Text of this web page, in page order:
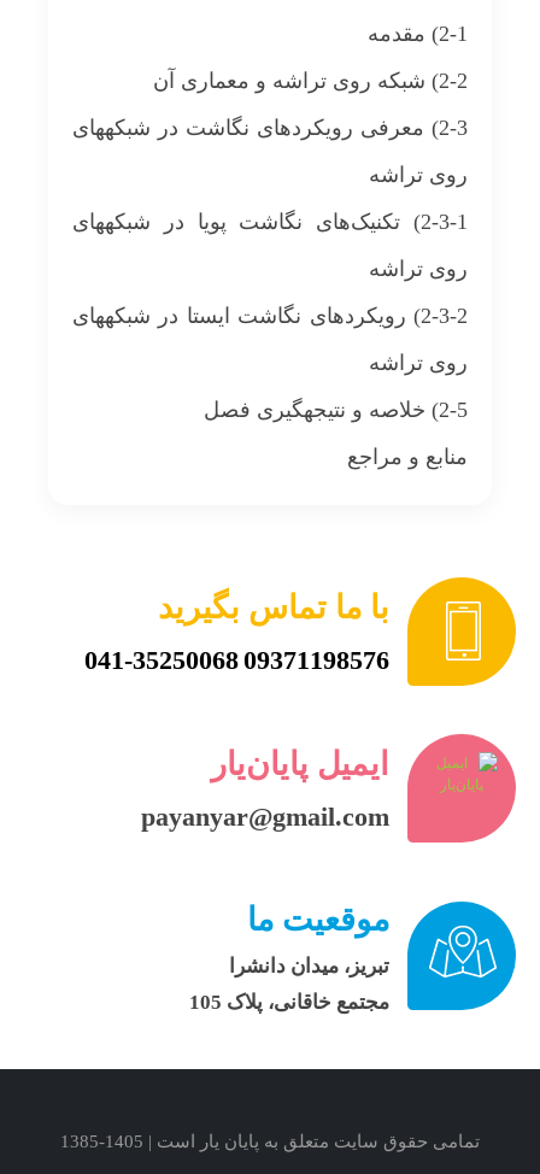
2-1) مقدمه
2-2) شبکه روی تراشه و معماری آن
2-3) معرفی رویکردهای نگاشت در شبکه‎های
روی تراشه
2-3-1) تکنیک‌های نگاشت پویا در شبکه‏های
روی تراشه
2-3-2) رویکردهای نگاشت ایستا در شبکه‎های
روی تراشه
2-5) خلاصه و نتیجه‎گیری فصل
منابع و مراجع
با ما تماس بگیرید
09371198576
041-35250068
ایمیل پایان‌یار
payanyar@gmail.com
موقعیت ما
تبریز، میدان دانشرا
مجتمع خاقانی، پلاک 105
تمامی حقوق سایت متعلق به پایان یار است | 1405-1385